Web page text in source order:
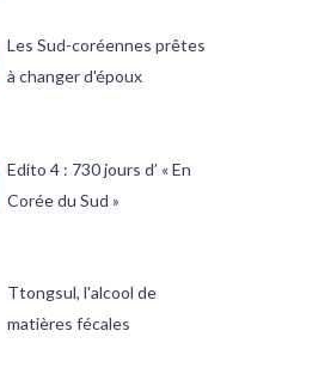
Les Sud-coréennes prêtes
à changer d'époux
Edito 4 : 730 jours d’ « En
Corée du Sud »
Ttongsul, l'alcool de
matières fécales